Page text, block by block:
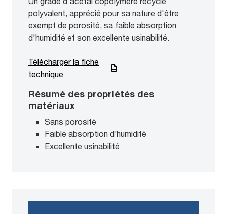
polyvalent, apprécié pour sa nature d'être
exempt de porosité, sa faible absorption
d'humidité et son excellente usinabilité.
Résumé des propriétés des
matériaux
Sans porosité
Faible absorption d’humidité
Excellente usinabilité
Télécharger la fiche
technique